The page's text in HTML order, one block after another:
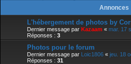
Annonces
L'hébergement de photos by
Dernier message par Kazaam « mar. 17
Réponses : 3
Photos pour le forum
Dernier message par Loic1806 « jeu. 18
Réponses : 31